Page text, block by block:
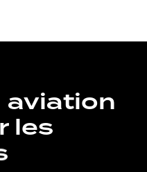
aviation
les